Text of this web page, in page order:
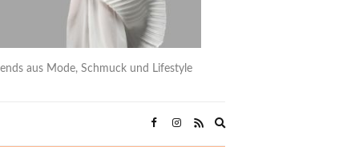
aus Mode, Schmuck und Lifestyle